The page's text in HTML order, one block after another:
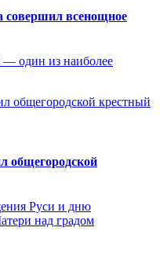
совершил всенощное
— один из наиболее
общегородской
Руси и дню
над градом